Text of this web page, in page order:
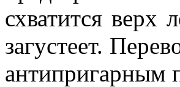
схватится
загустеет.
антипригарным